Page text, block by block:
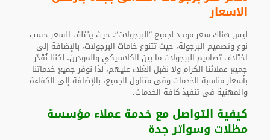
الاسعار
ليس هناك سعر موحد لجميع “البرجولات”، حيث يختلف السعر حسب
نوع وتصميم البرجولة، حيث تتنوع خامات البرجولات، بالإضافة إلى
اختلاف تصاميم البرجولات ما بين الكلاسيكي والمودرن، لكننا نُقَدْر
جميع عملائنا الكرام ولا نقبل الغلاء عليهم، لذا نوفر جميع خدماتنا
بأسعار مناسبة للخدمات وفى متناول الجميع، بالإضافة إلى الكفاءة
والمهنية فى تنفيذ كافة الخدمات.
كيفية التواصل مع خدمة عملاء مؤسسة
مظلات وسواتر جدة